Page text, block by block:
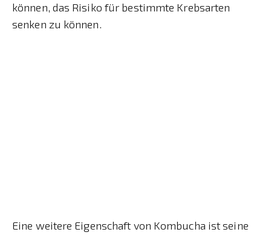
können, das Risiko für bestimmte Krebsarten
senken zu können.
Eine weitere Eigenschaft von Kombucha ist seine